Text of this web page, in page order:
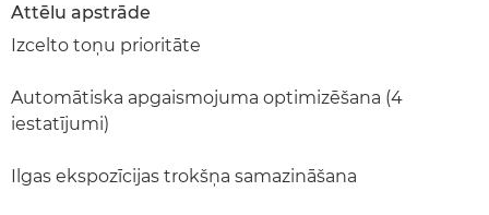
Attēlu apstrāde
Izcelto toņu prioritāte
Automātiska apgaismojuma optimizēšana (4
iestatījumi)
Ilgas ekspozīcijas trokšņa samazināšana